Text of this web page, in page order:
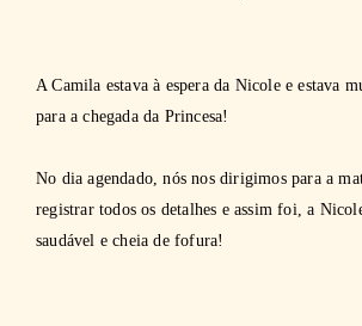
A Camila estava à espera da Nicole e estava
para a chegada da Princesa!
No dia agendado, nós nos dirigimos para a
registrar todos os detalhes e assim foi, a
saudável e cheia de fofura!